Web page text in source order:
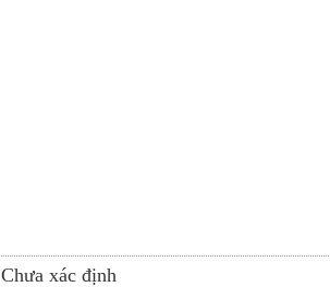
Chưa xác định